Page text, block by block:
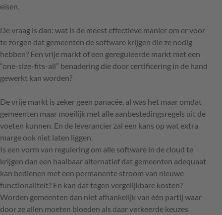
eisen.
De vraag is dan: wat is de meest effectieve manier om er voor
te zorgen dat gemeenten de software krijgen die ze nodig
hebben? Een vrije markt of een gereguleerde markt met een
“one-size-fits-all” benadering die door certificering in de hand
gewerkt kan worden?
De vrije markt is zeker geen panacée, al was het maar omdat
gemeenten maar moeilijk met alle aanbestedingsregels uit de
voeten kunnen. En de leverancier zal een kans op wat extra
marge ook niet laten liggen.
Is een vorm van regulering om alle software in de cloud te
krijgen dan een haalbaar alternatief dat gemeenten adequaat
kan bedienen met een permanente stroom van nieuwe
functionaliteit? En kan dat tegen vergelijkbare kosten?
Worden gemeenten dan niet afhankelijk van één partij waar
door ze allen moeten bloeden als daar verkeerde keuzes